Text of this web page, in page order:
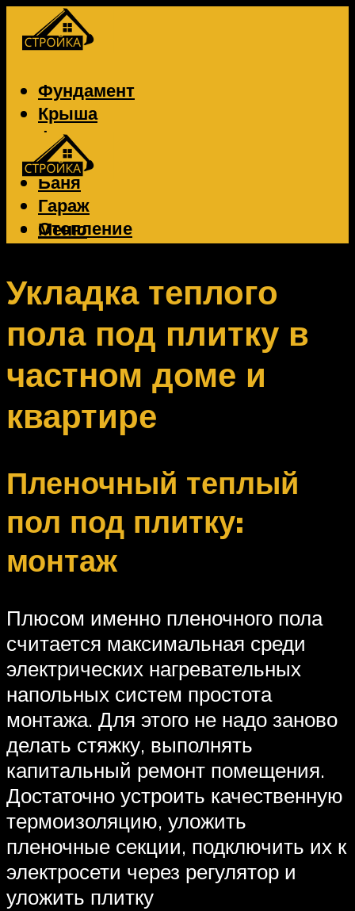
Фундамент
Крыша
Фасад
Забор
Баня
Гараж
Отопление
Вентиляция
Меню
Меню
Укладка теплого
пола под плитку в
частном доме и
квартире
Пленочный теплый
пол под плитку:
монтаж
Плюсом именно пленочного пола
считается максимальная среди
электрических нагревательных
напольных систем простота
монтажа. Для этого не надо заново
делать стяжку, выполнять
капитальный ремонт помещения.
Достаточно устроить качественную
термоизоляцию, уложить
пленочные секции, подключить их к
электросети через регулятор и
уложить плитку